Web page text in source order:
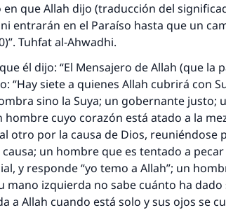
que Allah dijo (traducción del
entrarán en el Paraíso hasta que un
Tuhfat al-Ahwadhi.
él dijo: “El Mensajero de Allah (que la
“Hay siete a quienes Allah cubrirá con
sino la Suya; un gobernante justo;
hombre cuyo corazón está atado a la
otro por la causa de Dios, reuniéndose
un hombre que es tentado a
y responde “yo temo a Allah”; un
mano izquierda no sabe cuánto ha dado
a Allah cuando está solo y sus ojos se